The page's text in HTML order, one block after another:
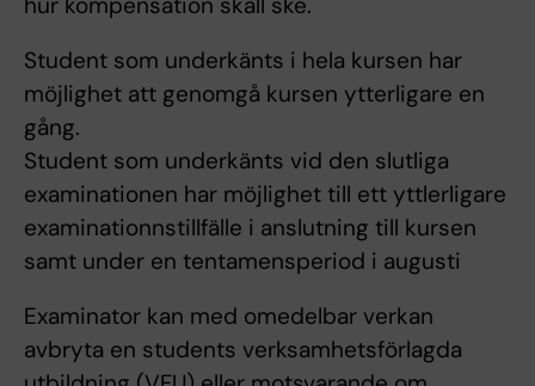
Student som underkänts i hela kursen har
möjlighet att genomgå kursen ytterligare en
gång.
Student som underkänts vid den slutliga
examinationen har möjlighet till ett yttlerligare
examinationnstillfälle i anslutning till kursen
samt under en tentamensperiod i augusti
Examinator kan med omedelbar verkan
avbryta en students verksamhetsförlagda